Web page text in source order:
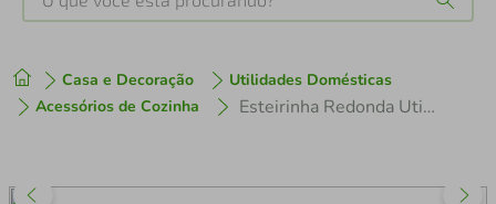
Casa e Decoração
Utilidades Domésticas
Acessórios de Cozinha
Esteirinha Redonda Utimil CR 536 em Aço Cromado
1º tenis